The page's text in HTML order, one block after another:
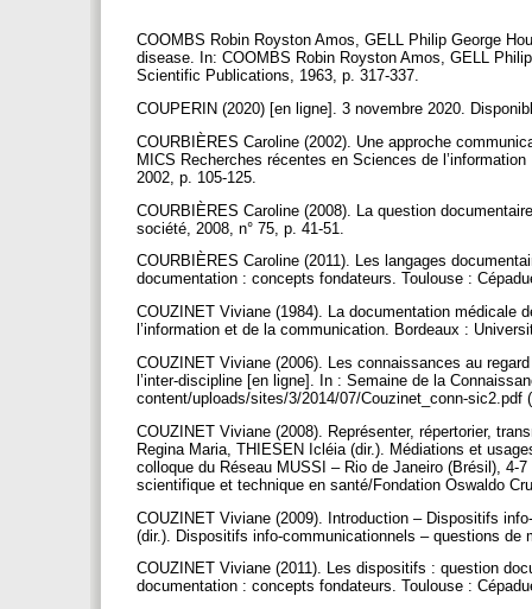
COOMBS Robin Royston Amos, GELL Philip George
disease. In: COOMBS Robin Royston Amos, GELL
Scientific Publications, 1963, p. 317-337.
COUPERIN (2020) [en ligne]. 3 novembre 2020.
COURBIÈRES Caroline (2002). Une approche
MICS Recherches récentes en Sciences de
2002, p. 105-125.
COURBIÈRES Caroline (2008). La question
société, 2008, n° 75, p. 41-51.
COURBIÈRES Caroline (2011). Les langages
documentation : concepts fondateurs. Toulouse :
COUZINET Viviane (1984). La documentation médicale
l’information et de la communication. Bordeaux :
COUZINET Viviane (2006). Les connaissances au
l’inter-discipline [en ligne]. In : Semaine de la
content/uploads/sites/3/2014/07/Couzinet_conn-
COUZINET Viviane (2008). Représenter, répertorier,
Regina Maria, THIESEN Icléia (dir.). Médiations et
colloque du Réseau MUSSI – Rio de Janeiro (Brésil),
scientifique et technique en santé/Fondation Oswaldo
COUZINET Viviane (2009). Introduction – Dispositifs
(dir.). Dispositifs info-communicationnels – questions
COUZINET Viviane (2011). Les dispositifs : question
documentation : concepts fondateurs. Toulouse :